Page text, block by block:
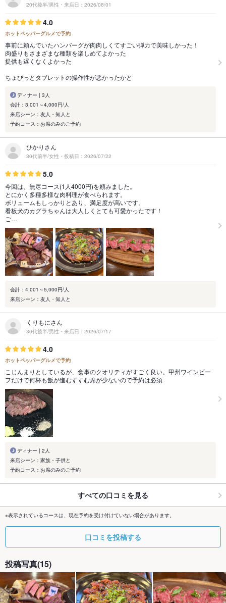
20代後半/男性・来店日：2026/08/01
4.0
ホットペッパーグルメで予約
事前に頼んでいたハンバーグが肉肉しくてすごい弾力で美味しかった！
肉盛りもさまざまな種類を楽しめてよかった
提供も遅くなくよかった
ちょびっとタブレットの操作性が悪かったかと
ディナー | 3人
会計：3,001～4,000円/人
来店シーン：友人・知人と
予約コース：お席のみのご予約
ひかりさん
30代前半/女性・投稿日：2026/07/22
5.0
今回は、無尽コース(1人4000円)を頼みました。
とにかく多種多様な肉料理が食べられます。
ボリュームもしっかりとあり、満足度が高いです。
看板犬のカグラちゃんは大人しくとても可愛かったです！
ご…
会計：4,001～5,000円/人
来店シーン：友人・知人と
くりもにさん
30代後半/男性・来店日：2026/07/17
4.0
ホットペッパーグルメで予約
こじんまりとしているが、食事のクオリティがすごく良い。甲州ワインビー
フだけで何杯も飯が進むすすむ席が少ないので予約は必須
ディナー | 2人
来店シーン：家族・子供と
予約コース：お席のみのご予約
すべての口コミを見る
※表示されているコースは、現在予約を受け付けていない場合があります。
口コミを投稿する
投稿写真(15)